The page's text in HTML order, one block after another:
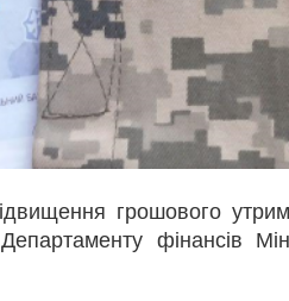
грошового
фінансів